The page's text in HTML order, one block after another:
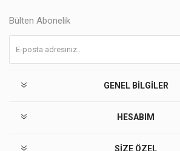
Bülten Abonelik
GENEL BILGILER
HESABIM
SIZE ÖZEL